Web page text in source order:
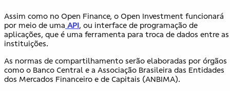
Assim como no Open Finance, o Open Investment funcionará
por meio de uma API, ou interface de programação de
aplicações, que é uma ferramenta para troca de dados entre as
instituições.
As normas de compartilhamento serão elaboradas por órgãos
como o Banco Central e a Associação Brasileira das Entidades
dos Mercados Financeiro e de Capitais (ANBIMA).